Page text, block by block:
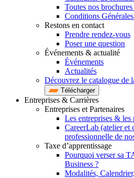
Toutes nos
Conditions
Restons en contact
Prendre rendez-vous
Poser une question
Événements & actualité
Événements
Actualités
Découvrez le catalogue de
Télécharger
Entreprises & Carrières
Entreprises et Partenaires
Les entreprises & les
CareerLab (atelier et
professionnelle de
Taxe d’apprentissage
Pourquoi verser sa
Business ?
Modalités,